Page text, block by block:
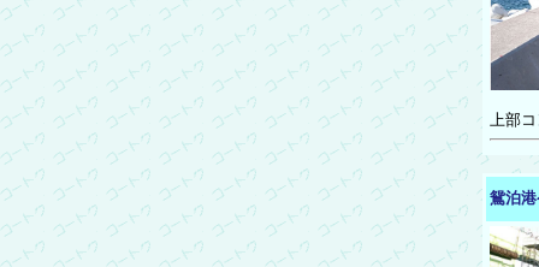
上部
鴛泊